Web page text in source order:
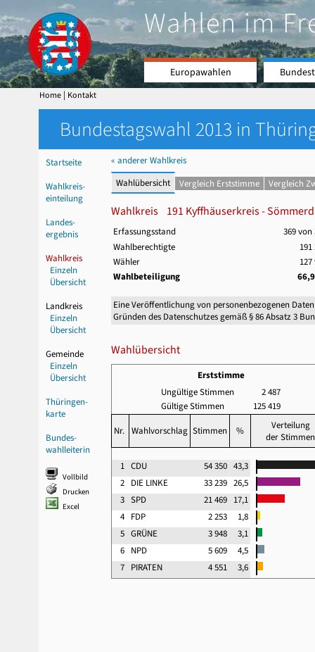
Wahlen im
Europawahlen
Home | Kontakt
Bundestagswahl 2013 in
Startseite
Wahlkreis-
einteilung
Landes-
ergebnis
Wahlkreis
Einzeln
Übersicht
Landkreis
Einzeln
Übersicht
Gemeinde
Einzeln
Übersicht
Thüringen-
karte
Bundes-
wahlleiterin
Vollbild
Drucken
Excel
« anderer Wahlkreis
Wahlübersicht
Vergleich Erststimme Vergleich
Wahlkreis 191 Kyffhäuserkreis -
Erfassungsstand
369 von
Wahlberechtigte
191
Wähler
127
Wahlbeteiligung
Eine Veröffentlichung von personenbezogenen
Gründen des Datenschutzes gemäß § 86 Absatz 3
Wahlübersicht
Erststimme
Ungültige Stimmen
2 487
Gültige Stimmen
125 419
Nr. Wahlvorschlag Stimmen %
Verteilung
der Stimmen
1 CDU 54 350 43,3
2 DIE LINKE 33 239 26,5
3 SPD 21 469 17,1
4 FDP 2 253
1,8
5 GRÜNE 3 948
3,1
6 NPD 5 609
4,5
7 PIRATEN 4 551 3,6